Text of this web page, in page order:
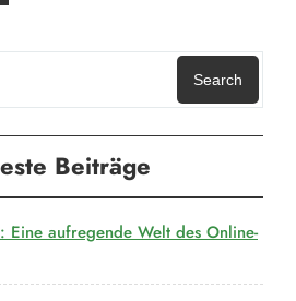
Search
Beiträge
Eine aufregende Welt des Online-